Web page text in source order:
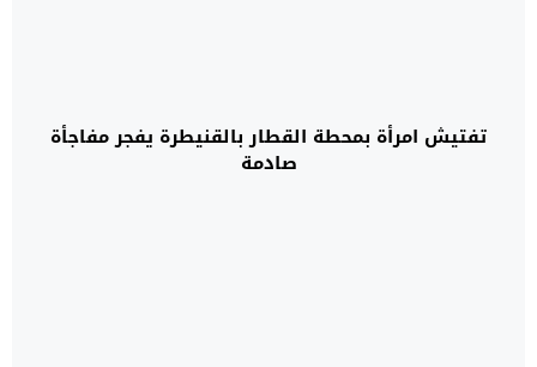
تفتيش امرأة بمحطة القطار بالقنيطرة يفجر مفاجأة
صادمة